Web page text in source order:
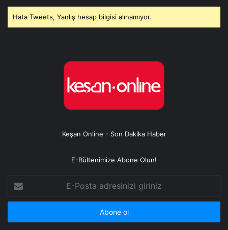
Hata Tweets, Yanlış hesap bilgisi alınamıyor.
Keşan Online - Son Dakika Haber
E-Bültenimize Abone Olun!
Posta
adresinizi